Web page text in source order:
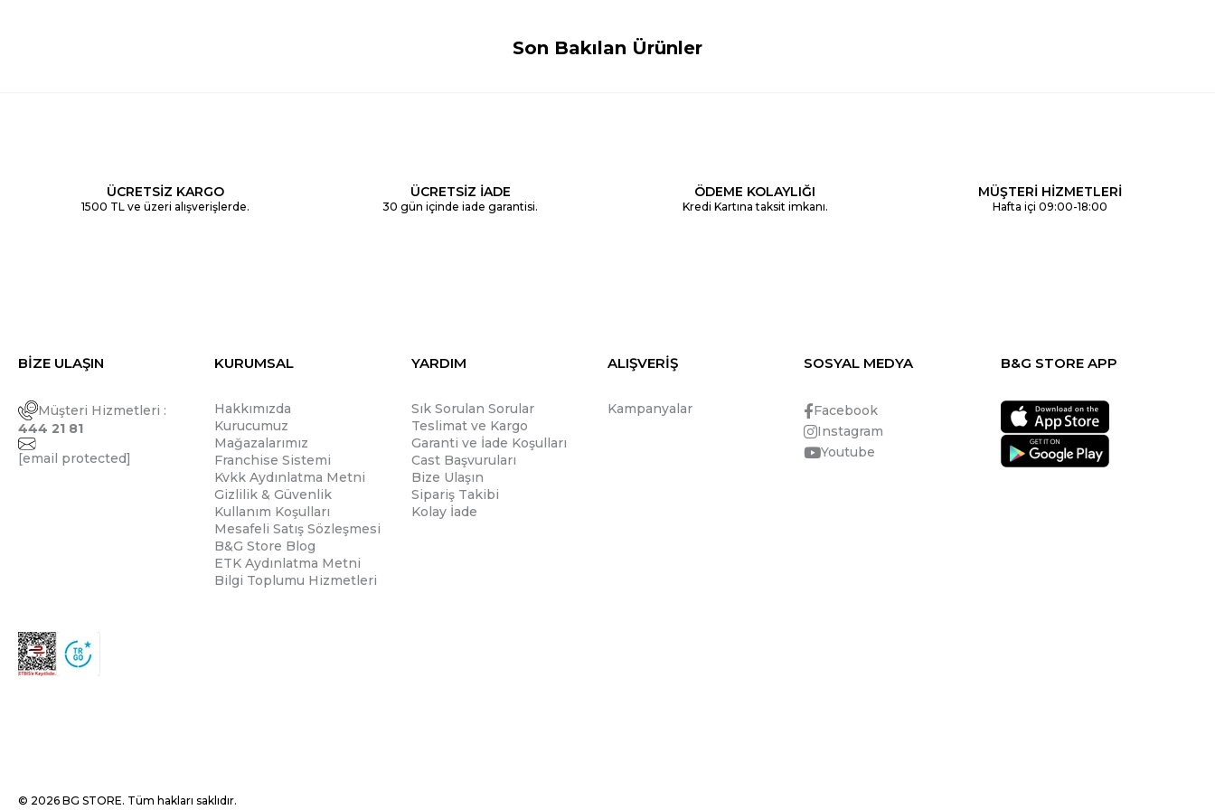
Son Bakılan Ürünler
ÜCRETSİZ KARGO
1500 TL ve üzeri alışverişlerde.
ÜCRETSİZ İADE
30 gün içinde iade garantisi.
ÖDEME KOLAYLIĞI
Kredi Kartına taksit imkanı.
MÜŞTERİ HİZMETLERİ
Hafta içi 09:00-18:00
BİZE ULAŞIN
Müşteri Hizmetleri :
444 21 81
[email protected]
KURUMSAL
Hakkımızda
Kurucumuz
Mağazalarımız
Franchise Sistemi
Kvkk Aydınlatma Metni
Gizlilik & Güvenlik
Kullanım Koşulları
Mesafeli Satış Sözleşmesi
B&G Store Blog
ETK Aydınlatma Metni
Bilgi Toplumu Hizmetleri
YARDIM
Sık Sorulan Sorular
Teslimat ve Kargo
Garanti ve İade Koşulları
Cast Başvuruları
Bize Ulaşın
Sipariş Takibi
Kolay İade
ALIŞVERİŞ
Kampanyalar
SOSYAL MEDYA
Facebook
Instagram
Youtube
B&G STORE APP
© 2026 BG STORE. Tüm hakları saklıdır.